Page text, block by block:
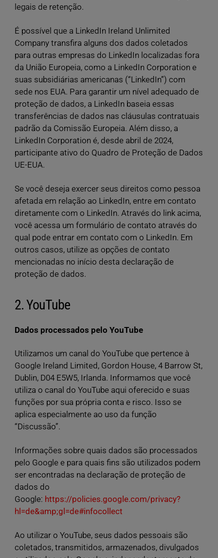
legais de retenção.
É possível que a LinkedIn Ireland Unlimited
Company transfira alguns dos dados coletados
para outras empresas do LinkedIn localizadas fora
da União Europeia, como a LinkedIn Corporation e
suas subsidiárias americanas (“LinkedIn”) com
sede nos EUA. Para garantir um nível adequado de
proteção de dados, a LinkedIn baseia essas
transferências de dados nas cláusulas contratuais
padrão da Comissão Europeia. Além disso, a
LinkedIn Corporation é, desde abril de 2024,
participante ativo do Quadro de Proteção de Dados
UE-EUA.
Se você deseja exercer seus direitos como pessoa
afetada em relação ao LinkedIn, entre em contato
diretamente com o LinkedIn. Através do link acima,
você acessa um formulário de contato através do
qual pode entrar em contato com o LinkedIn. Em
outros casos, utilize as opções de contato
mencionadas no início desta declaração de
proteção de dados.
2. YouTube
Dados processados pelo YouTube
Utilizamos um canal do YouTube que pertence à
Google Ireland Limited, Gordon House, 4 Barrow St,
Dublin, D04 E5W5, Irlanda. Informamos que você
utiliza o canal do YouTube aqui oferecido e suas
funções por sua própria conta e risco. Isso se
aplica especialmente ao uso da função
“Discussão”.
Informações sobre quais dados são processados
pelo Google e para quais fins são utilizados podem
ser encontradas na declaração de proteção de
dados do
Google: https://policies.google.com/privacy?
hl=de&amp;gl=de#infocollect
Ao utilizar o YouTube, seus dados pessoais são
coletados, transmitidos, armazenados, divulgados